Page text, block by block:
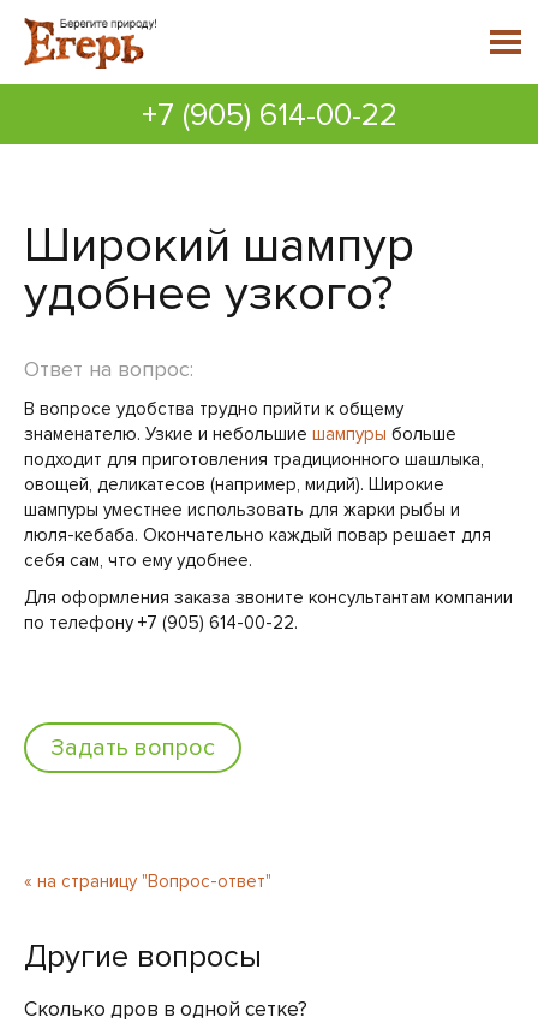
+7 (905) 614-00-22
Широкий шампур
удобнее узкого?
Ответ на вопрос:
В вопросе удобства трудно прийти к общему
знаменателю. Узкие и небольшие шампуры больше
подходит для приготовления традиционного шашлыка,
овощей, деликатесов (например, мидий). Широкие
шампуры уместнее использовать для жарки рыбы и
люля-кебаба. Окончательно каждый повар решает для
себя сам, что ему удобнее.
Для оформления заказа звоните консультантам компании
по телефону +7 (905) 614-00-22.
Задать вопрос
« на страницу "Вопрос-ответ"
Другие вопросы
Сколько дров в одной сетке?